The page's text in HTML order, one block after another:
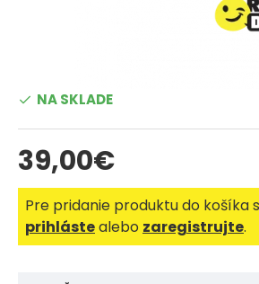
39,00€
NA SKLADE
Pre pridanie produktu do košíka
prihlástealebo zaregistrujte.